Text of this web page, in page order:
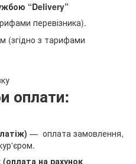
“Delivery”
перевізника).
(згідно з тарифами
оплати:
— оплата замовлення,
(оплата на рахунок